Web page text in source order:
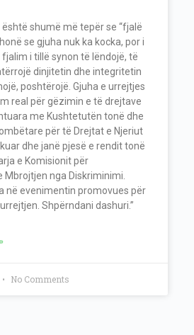
është shumë më tepër se “fjalë
se gjuha nuk ka kocka, por i
i tillë synon të lëndojë, të
dinjitetin dhe integritetin
poshtërojë. Gjuha e urrejtjes
real për gëzimin e të drejtave
me Kushtetutën tonë dhe
për të Drejtat e Njeriut
dhe janë pjesë e rendit tonë
e Komisionit për
Mbrojtjen nga Diskriminimi.
në evenimentin promovues për
Shpërndani dashuri.”
No Comments